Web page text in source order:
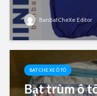
BanBatCheXe Editor
BẠT CHE XE Ô TÔ
Bạt trùm ô